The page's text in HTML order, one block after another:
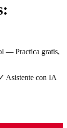
— Practica gratis,
Asistente con IA